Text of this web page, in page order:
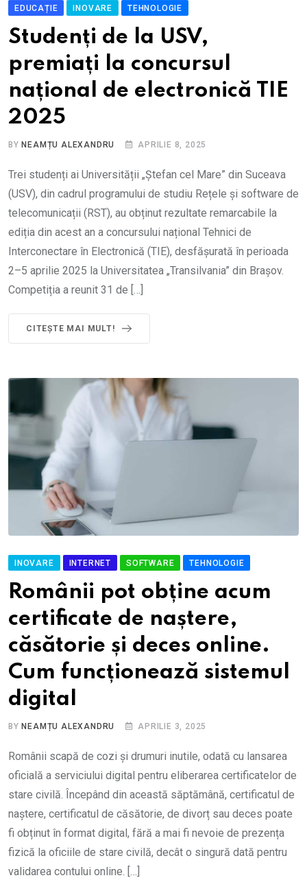
EDUCAȚIE INOVARE TEHNOLOGIE
Studenți de la USV,
premiați la concursul
național de electronică TIE
2025
BY NEAMȚU ALEXANDRU APRILIE 8, 2025
Trei studenți ai Universității „Ștefan cel Mare” din Suceava
(USV), din cadrul programului de studiu Rețele și software de
telecomunicații (RST), au obținut rezultate remarcabile la
ediția din acest an a concursului național Tehnici de
Interconectare în Electronică (TIE), desfășurată în perioada
2–5 aprilie 2025 la Universitatea „Transilvania” din Brașov.
Competiția a reunit 31 de […]
CITEȘTE MAI MULT!
INOVARE INTERNET SOFTWARE TEHNOLOGIE
Românii pot obține acum
certificate de naștere,
căsătorie și deces online.
Cum funcționează sistemul
digital
BYNEAMȚU ALEXANDRU APRILIE 3, 2025
Românii scapă de cozi și drumuri inutile, odată cu lansarea
oficială a serviciului digital pentru eliberarea certificatelor de
stare civilă. Începând din această săptămână, certificatul de
naștere, certificatul de căsătorie, de divorț sau deces poate
fi obținut în format digital, fără a mai fi nevoie de prezența
fizică la oficiile de stare civilă, decât o singură dată pentru
validarea contului online. […]